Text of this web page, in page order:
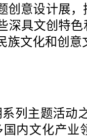
创意设计展
深具文创特
族文化和创
列主题活动
国内文化产业